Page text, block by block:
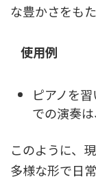
な豊かさをも
使用例
ピアノを
での演奏
このように、
多様な形で日